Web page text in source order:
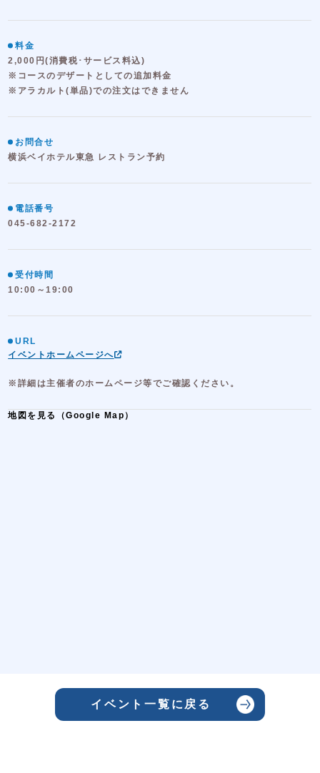
料金
2,000円(消費税･サービス料込)
※コースのデザートとしての追加料金
※アラカルト(単品)での注文はできません
お問合せ
横浜ベイホテル東急 レストラン予約
電話番号
045-682-2172
受付時間
10:00～19:00
URL
イベントホームページへ
※詳細は主催者のホームページ等でご確認ください。
地図を見る（Google Map）
イベント一覧に戻る